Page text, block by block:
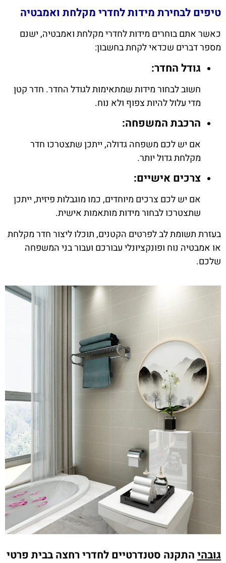
טיפים לבחירת מידות לחדרי מקלחת ואמבטיה
כאשר אתם בוחרים מידות לחדרי מקלחת ואמבטיה, ישנם
מספר דברים שכדאי לקחת בחשבון:
גודל החדר:
חשוב לבחור מידות שמתאימות לגודל החדר. חדר קטן
מדי עלול להיות צפוף ולא נוח.
הרכבת המשפחה:
אם יש לכם משפחה גדולה, ייתכן שתצטרכו חדר
מקלחת גדול יותר.
צרכים אישיים:
אם יש לכם צרכים מיוחדים, כמו מוגבלות פיזית, ייתכן
שתצטרכו לבחור מידות מותאמות אישית.
בעזרת תשומת לב לפרטים הקטנים, תוכלו ליצור חדר מקלחת
או אמבטיה נוח ופונקציונלי עבורכם ועבור בני המשפחה
שלכם.
גובהיהתקנה סטנדרטיים לחדרי רחצה בבית פרטי